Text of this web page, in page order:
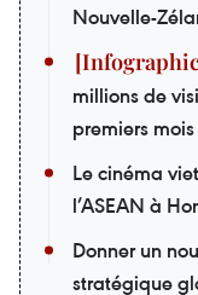
Nouvelle-
millions de
premiers mois
Le cinéma
l’ASEAN à
Donner un
stratégique